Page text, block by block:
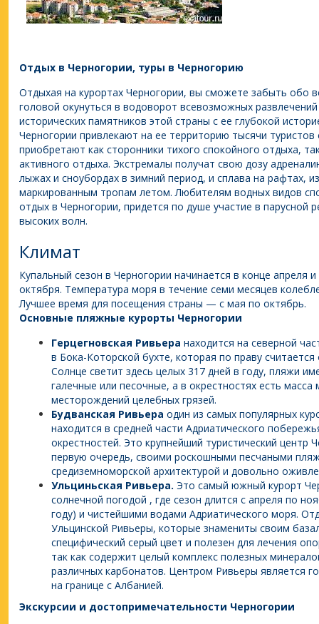
Отдых в Черногории, туры в Черногорию
Отдыхая на курортах Черногории, вы сможете забыть обо
головой окунуться в водоворот всевозможных
исторических памятников этой страны с ее глубокой
Черногории привлекают на ее территорию тысячи
приобретают как сторонники тихого спокойного отдыха,
активного отдыха. Экстремалы получат свою дозу
лыжах и сноубордах в зимний период, и сплава на рафтах,
маркированным тропам летом. Любителям водных видов
отдых в Черногории, придется по душе участие в парусной
высоких волн.
Климат
Купальный сезон в Черногории начинается в конце апреля
октября. Температура моря в течение семи месяцев
Лучшее время для посещения страны — с мая по октябрь.
Основные пляжные курорты Черногории
Герцегновская Ривьера находится на северной
в Бока-Которской бухте, которая по праву
Солнце светит здесь целых 317 дней в году, пляжи
галечные или песочные, а в окрестностях есть
месторождений целебных грязей.
Будванская Ривьера один из самых популярных
находится в средней части Адриатического
окрестностей. Это крупнейший туристический центр
первую очередь, своими роскошными песчаными
средиземноморской архитектурой и довольно
Ульциньская Ривьера. Это самый южный курорт
солнечной погодой , где сезон длится с апреля по
году) и чистейшими водами Адриатического моря.
Ульцинской Ривьеры, которые знамениты своим
специфический серый цвет и полезен для лечения
так как содержит целый комплекс полезных
различных карбонатов. Центром Ривьеры является
на границе с Албанией.
Экскурсии и достопримечательности Черногории